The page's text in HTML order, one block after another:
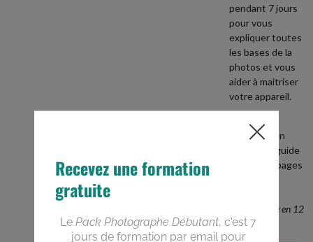
pendant 7 jours
pour vous
expliquer toutes
les bases de la
photos et vous
aider à maitriser
votre appareil.
recevez en
BONUS le guide
PDF de 40 pages
photographe en 12
semaines